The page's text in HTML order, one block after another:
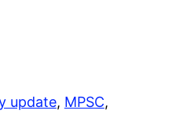
update, MPSC,